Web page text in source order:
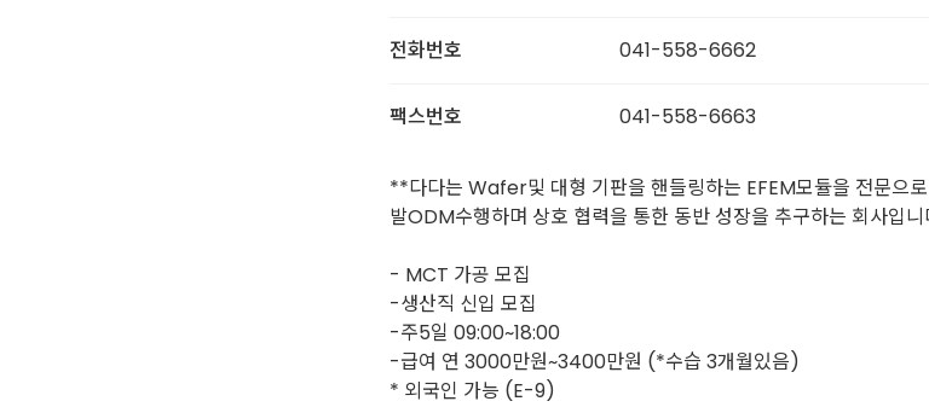
전화번호 041-558-6662
팩스번호 041-558-6663
**다다는 Wafer및 대형 기판을 핸들링하는 EFEM모듈을 전문으
발ODM수행하며 상호 협력을 통한 동반 성장을 추구하는 회사입
- MCT 가공 모집
-생산직 신입 모집
-주5일 09:00~18:00
-급여 연 3000만원~3400만원 (*수습 3개월있음)
* 외국인 가능 (E-9)